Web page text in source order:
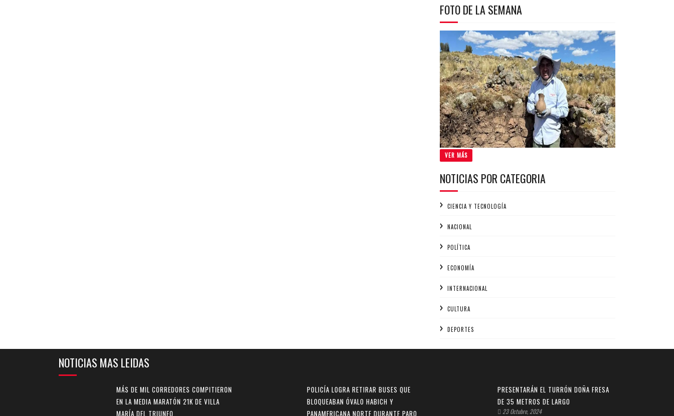
FOTO DE LA SEMANA
VER MÁS
NOTICIAS POR CATEGORIA
CIENCIA Y TECNOLOGÍA
NACIONAL
POLÍTICA
ECONOMÍA
INTERNACIONAL
CULTURA
DEPORTES
NOTICIAS MAS LEIDAS
MÁS DE MIL CORREDORES COMPITIERON
EN LA MEDIA MARATÓN 21K DE VILLA
MARÍA DEL TRIUNFO
POLICÍA LOGRA RETIRAR BUSES QUE
BLOQUEABAN ÓVALO HABICH Y
PANAMERICANA NORTE DURANTE PARO
PRESENTARÁN EL TURRÓN DOÑA FRESA
DE 35 METROS DE LARGO
23 Octubre, 2024